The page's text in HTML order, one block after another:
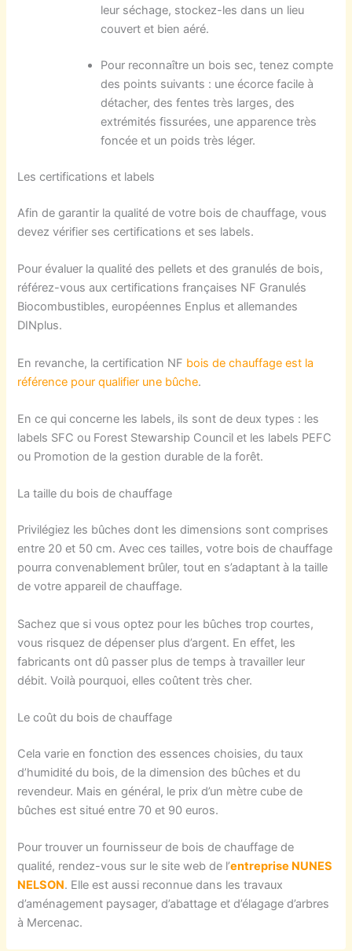
leur séchage, stockez-les dans un lieu
couvert et bien aéré.
Pour reconnaître un bois sec, tenez compte
des points suivants : une écorce facile à
détacher, des fentes très larges, des
extrémités fissurées, une apparence très
foncée et un poids très léger.
Les certifications et labels
Afin de garantir la qualité de votre bois de chauffage, vous
devez vérifier ses certifications et ses labels.
Pour évaluer la qualité des pellets et des granulés de bois,
référez-vous aux certifications françaises NF Granulés
Biocombustibles, européennes Enplus et allemandes
DINplus.
En revanche, la certification NF bois de chauffage est la
référence pour qualifier une bûche.
En ce qui concerne les labels, ils sont de deux types : les
labels SFC ou Forest Stewarship Council et les labels PEFC
ou Promotion de la gestion durable de la forêt.
La taille du bois de chauffage
Privilégiez les bûches dont les dimensions sont comprises
entre 20 et 50 cm. Avec ces tailles, votre bois de chauffage
pourra convenablement brûler, tout en s’adaptant à la taille
de votre appareil de chauffage.
Sachez que si vous optez pour les bûches trop courtes,
vous risquez de dépenser plus d’argent. En effet, les
fabricants ont dû passer plus de temps à travailler leur
débit. Voilà pourquoi, elles coûtent très cher.
Le coût du bois de chauffage
Cela varie en fonction des essences choisies, du taux
d’humidité du bois, de la dimension des bûches et du
revendeur. Mais en général, le prix d’un mètre cube de
bûches est situé entre 70 et 90 euros.
Pour trouver un fournisseur de bois de chauffage de
qualité, rendez-vous sur le site web de l’entreprise NUNES
NELSON. Elle est aussi reconnue dans les travaux
d’aménagement paysager, d’abattage et d’élagage d’arbres
à Mercenac.